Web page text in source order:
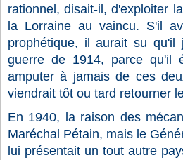
rationnel, disait-il, d'exploiter
la Lorraine au vaincu. S'il
prophétique, il aurait su
guerre de 1914, parce qu'il
amputer à jamais de ces
viendrait tôt ou tard retourner
En 1940, la raison des
Maréchal Pétain, mais le
lui présentait un tout autre